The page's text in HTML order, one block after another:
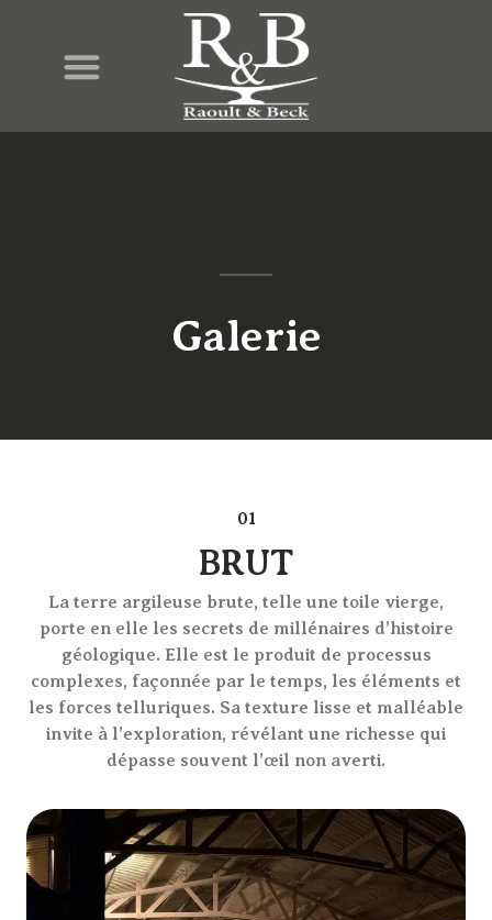
Galerie
01
BRUT
La terre argileuse brute, telle une toile vierge,
porte en elle les secrets de millénaires d’histoire
géologique. Elle est le produit de processus
complexes, façonnée par le temps, les éléments et
les forces telluriques. Sa texture lisse et malléable
invite à l’exploration, révélant une richesse qui
dépasse souvent l’œil non averti.